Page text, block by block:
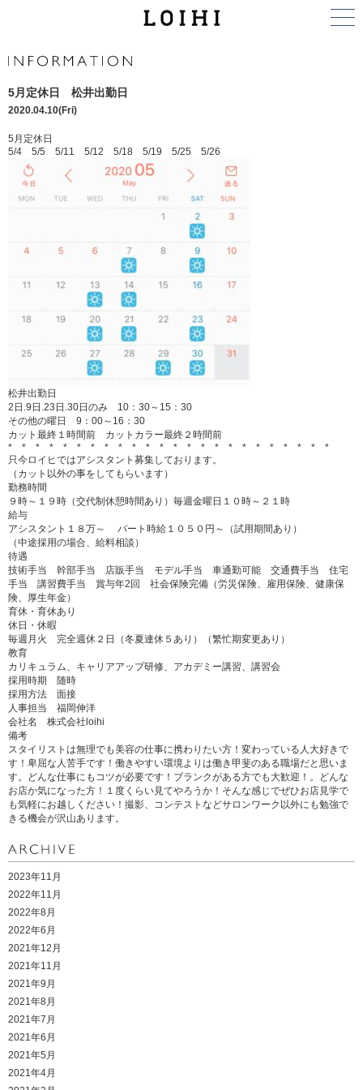
5月定休日 松井出勤日
2020.04.10(Fri)
5月定休日
5/4 5/5 5/11 5/12 5/18 5/19 5/25 5/26
松井出勤日
2日.9日.23日.30日のみ 10：30～15：30
その他の曜日 9：00～16：30
カット最終１時間前 カットカラー最終２時間前
* * * * * * * * * * * * * * * * * * * * * * * *
只今ロイヒではアシスタント募集しております。
（カット以外の事をしてもらいます）
勤務時間
９時～１９時（交代制休憩時間あり）毎週金曜日１０時～２１時
給与
アシスタント１８万～ パート時給１０５０円～（試用期間あり）
（中途採用の場合、給料相談）
待遇
技術手当 幹部手当 店販手当 モデル手当 車通勤可能 交通費手当 住宅
手当 講習費手当 賞与年2回 社会保険完備（労災保険、雇用保険、健康保
険、厚生年金）
育休・育休あり
休日・休暇
毎週月火 完全週休２日（冬夏連休５あり）（繁忙期変更あり）
教育
カリキュラム、キャリアアップ研修、アカデミー講習、講習会
採用時期 随時
採用方法 面接
人事担当 福岡伸洋
会社名 株式会社loihi
備考
スタイリストは無理でも美容の仕事に携わりたい方！変わっている人大好きで
す！卑屈な人苦手です！働きやすい環境よりは働き甲斐のある職場だと思いま
す。どんな仕事にもコツが必要です！ブランクがある方でも大歓迎！。どんな
お店か気になった方！１度くらい見てやろうか！そんな感じでぜひお店見学で
も気軽にお越しください！撮影、コンテストなどサロンワーク以外にも勉強で
きる機会が沢山あります。
2023年11月
2022年11月
2022年8月
2022年6月
2021年12月
2021年11月
2021年9月
2021年8月
2021年7月
2021年6月
2021年5月
2021年4月